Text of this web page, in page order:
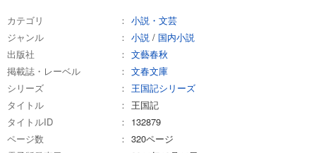
カテゴリ
小説・文芸
ジャンル
小説 / 国内小説
出版社
文藝春秋
掲載誌・レーベル
文春文庫
シリーズ
王国記シリーズ
タイトル
王国記
タイトルID
132879
ページ数
320ページ